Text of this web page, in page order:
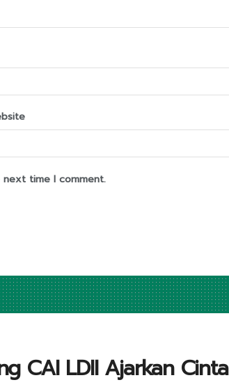
next time I comment.
CAI LDII Ajarkan Cinta